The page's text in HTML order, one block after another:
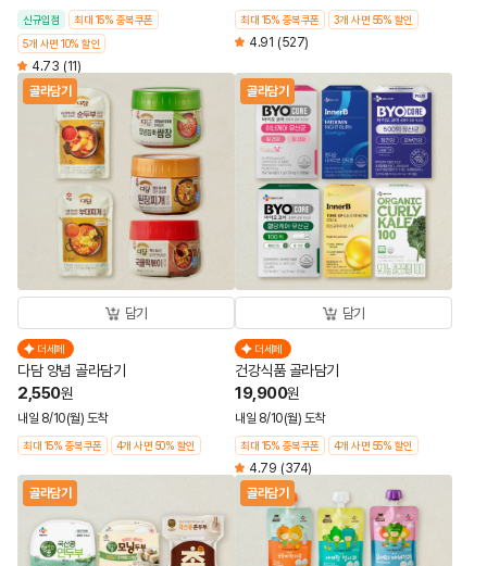
신규입점
최대 15% 중복쿠폰
5개 사면 10% 할인
4.73 (11)
최대 15% 중복쿠폰 3개 사면 55% 할인
4.91 (527)
골라담기
담기
더세페
다담 양념 골라담기
2,550원
내일 8/10(월) 도착
최대 15% 중복쿠폰 4개 사면 50% 할인
골라담기
담기
더세페
건강식품 골라담기
19,900원
내일 8/10(월) 도착
최대 15% 중복쿠폰 4개 사면 55% 할인
4.79 (374)
골라담기
골라담기